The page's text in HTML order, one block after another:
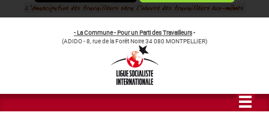
- La Commune - Pour un Parti des Travailleurs-
(ADIDO - 8, rue de la Forêt Noire 34 080 MONTPELLIER)